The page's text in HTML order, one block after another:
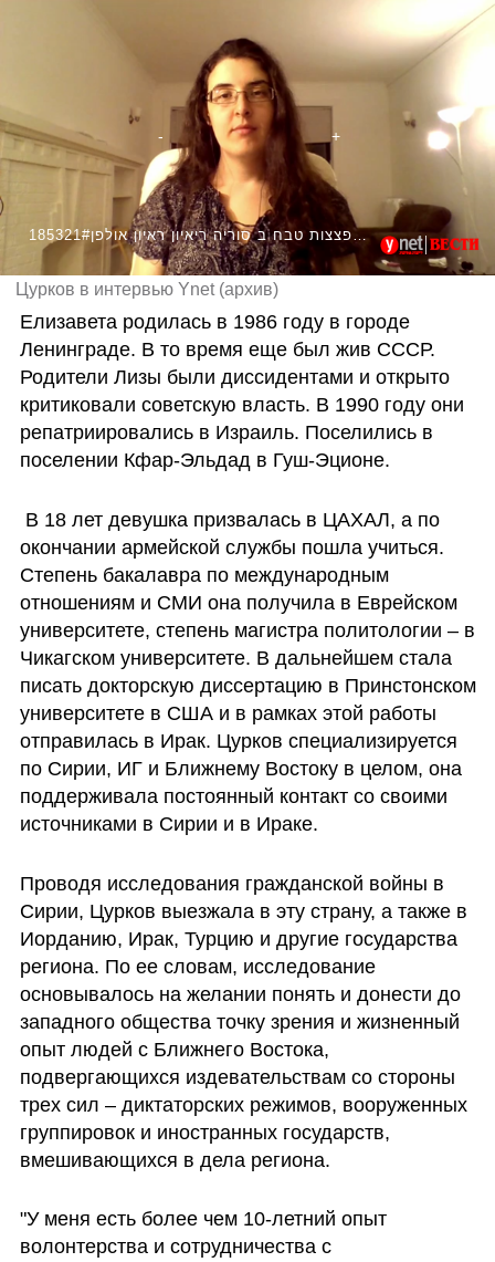
185321#חדשות - אליזבט צורקוב משטר אסד מפציץ הפצצות טבח ב סוריה ריאיון ראיון אולפן
Цурков в интервью Ynet (архив)
Елизавета родилась в 1986 году в городе
Ленинграде. В то время еще был жив СССР.
Родители Лизы были диссидентами и открыто
критиковали советскую власть. В 1990 году они
репатриировались в Израиль. Поселились в
поселении Кфар-Эльдад в Гуш-Эционе.
окончании армейской службы пошла учиться.
Степень бакалавра по международным
отношениям и СМИ она получила в Еврейском
университете, степень магистра политологии – в
Чикагском университете. В дальнейшем стала
писать докторскую диссертацию в Принстонском
университете в США и в рамках этой работы
отправилась в Ирак. Цурков специализируется
по Сирии, ИГ и Ближнему Востоку в целом, она
поддерживала постоянный контакт со своими
источниками в Сирии и в Ираке.
Проводя исследования гражданской войны в
Сирии, Цурков выезжала в эту страну, а также в
Иорданию, Ирак, Турцию и другие государства
региона. По ее словам, исследование
основывалось на желании понять и донести до
западного общества точку зрения и жизненный
опыт людей с Ближнего Востока,
подвергающихся издевательствам со стороны
трех сил – диктаторских режимов, вооруженных
группировок и иностранных государств,
вмешивающихся в дела региона.
"У меня есть более чем 10-летний опыт
волонтерства и сотрудничества с